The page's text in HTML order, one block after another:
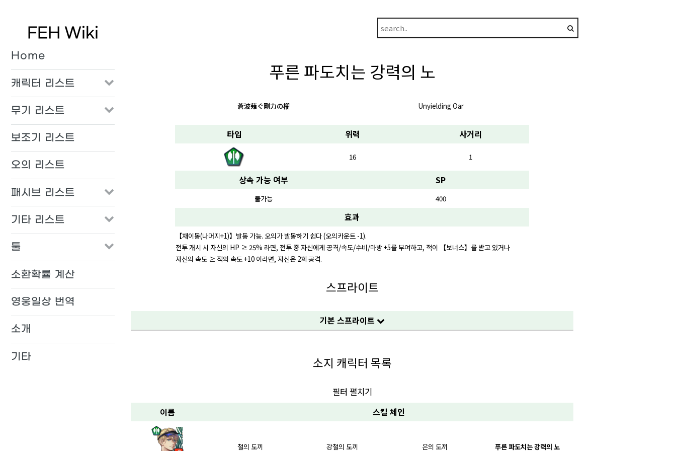
FEH Wiki
Home
캐릭터 리스트
무기 리스트
보조기 리스트
오의 리스트
패시브 리스트
기타 리스트
툴
소환확률 계산
영웅일상 번역
소개
기타
푸른 파도치는 강력의 노
蒼波薙ぐ剛力の櫂 Unyielding Oar
타입 위력 사거리
16 1
상속 가능 여부 SP
불가능 400
효과
【재이동(나머지+1)】발동 가능. 오의가 발동하기 쉽다 (오의카운트 -1).
전투 개시 시 자신의 HP ≥ 25% 라면, 전투 중 자신에게 공격/속도/수비/마방 +5를 부여하고, 적이 【보너스】를 받고 있거나
자신의 속도 ≥ 적의 속도 +10 이라면, 자신은 2회 공격.
스프라이트
기본 스프라이트
소지 캐릭터 목록
필터 펼치기
이름
스킬 체인
철의 도끼 강철의 도끼 은의 도끼 푸른 파도치는 강력의 노